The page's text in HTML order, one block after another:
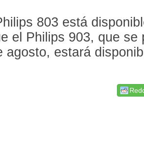
803 está
el Philips 903, que
agosto, estará